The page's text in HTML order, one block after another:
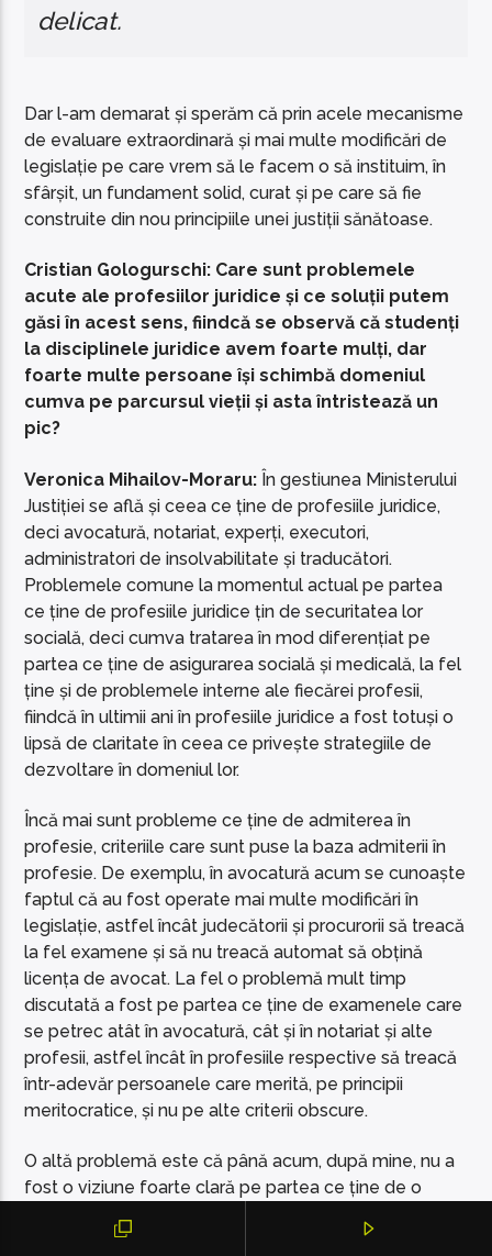
delicat.
Dar l-am demarat și sperăm că prin acele mecanisme
de evaluare extraordinară și mai multe modificări de
legislație pe care vrem să le facem o să instituim, în
sfârșit, un fundament solid, curat și pe care să fie
construite din nou principiile unei justiții sănătoase.
Cristian Gologurschi: Care sunt problemele
acute ale profesiilor juridice și ce soluții putem
găsi în acest sens, fiindcă se observă că studenți
la disciplinele juridice avem foarte mulți, dar
foarte multe persoane își schimbă domeniul
cumva pe parcursul vieții și asta întristează un
pic?
Veronica Mihailov-Moraru: În gestiunea Ministerului
Justiției se află și ceea ce ține de profesiile juridice,
deci avocatură, notariat, experți, executori,
administratori de insolvabilitate și traducători.
Problemele comune la momentul actual pe partea
ce ține de profesiile juridice țin de securitatea lor
socială, deci cumva tratarea în mod diferențiat pe
partea ce ține de asigurarea socială și medicală, la fel
ține și de problemele interne ale fiecărei profesii,
fiindcă în ultimii ani în profesiile juridice a fost totuși o
lipsă de claritate în ceea ce privește strategiile de
dezvoltare în domeniul lor.
Încă mai sunt probleme ce ține de admiterea în
profesie, criteriile care sunt puse la baza admiterii în
profesie. De exemplu, în avocatură acum se cunoaște
faptul că au fost operate mai multe modificări în
legislație, astfel încât judecătorii și procurorii să treacă
la fel examene și să nu treacă automat să obțină
licența de avocat. La fel o problemă mult timp
discutată a fost pe partea ce ține de examenele care
se petrec atât în avocatură, cât și în notariat și alte
profesii, astfel încât în profesiile respective să treacă
într-adevăr persoanele care merită, pe principii
meritocratice, și nu pe alte criterii obscure.
O altă problemă este că până acum, după mine, nu a
fost o viziune foarte clară pe partea ce ține de o
juridice, fiindcă, de fapt, prin reprezentanții profesiilor